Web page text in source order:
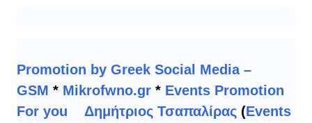
Promotion by Greek Social Media –
GSM * Mikrofwno.gr * Events Promotion
For you
Δημήτριος Τσαπαλίρας (Events